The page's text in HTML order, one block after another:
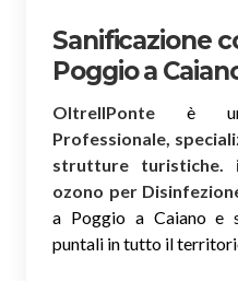
Sanificazione
Poggio a
OltreIlPonte è
Professionale,
strutture turistiche.
ozono per
a Poggio a Caiano e
puntali in tutto il